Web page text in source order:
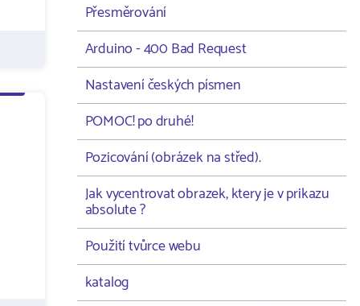
Přesměrování
Arduino - 400 Bad Request
Nastavení českých písmen
POMOC! po druhé!
Pozicování (obrázek na střed).
Jak vycentrovat obrazek, ktery je v prikazu
absolute ?
Použití tvůrce webu
katalog